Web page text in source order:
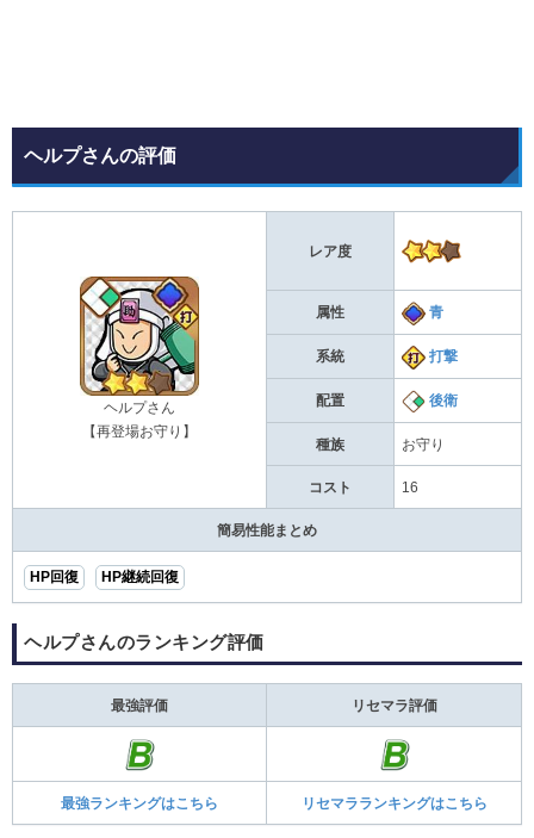
ヘルプさんの評価
ヘルプさん
【再登場お守り】
レア度
属性 青
系統 打撃
配置 後衛
種族 お守り
コスト 16
簡易性能まとめ
HP回復 HP継続回復
ヘルプさんのランキング評価
最強評価 リセマラ評価
最強ランキングはこちら リセマラランキングはこちら